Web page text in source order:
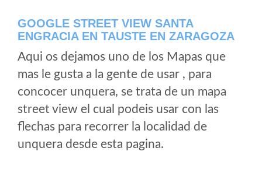
GOOGLE STREET VIEW SANTA
ENGRACIA EN TAUSTE EN ZARAGOZA
Aqui os dejamos uno de los Mapas que
mas le gusta a la gente de usar , para
concocer unquera, se trata de un mapa
street view el cual podeis usar con las
flechas para recorrer la localidad de
unquera desde esta pagina.